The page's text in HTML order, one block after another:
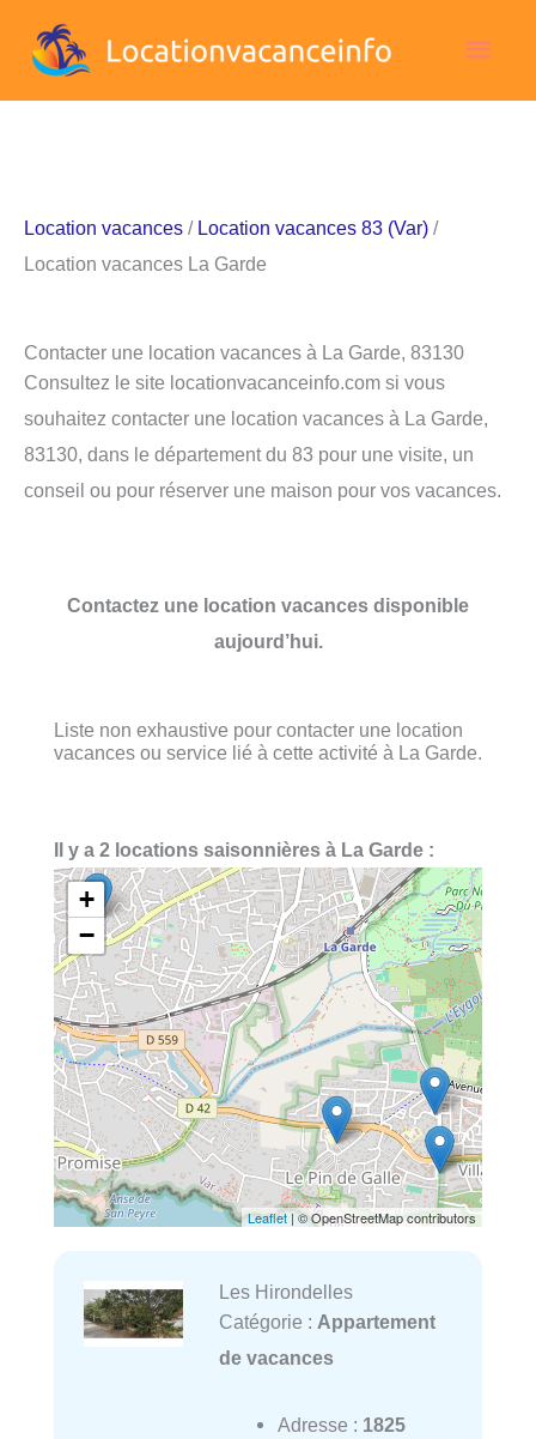
Location vacances / Location vacances 83 (Var) /
Location vacances La Garde
Contacter une location vacances à La Garde, 83130
Consultez le site locationvacanceinfo.com si vous
souhaitez contacter une location vacances à La Garde,
83130, dans le département du 83 pour une visite, un
conseil ou pour réserver une maison pour vos vacances.
Contactez une location vacances disponible
aujourd’hui.
Liste non exhaustive pour contacter une location
vacances ou service lié à cette activité à La Garde.
Il y a 2 locations saisonnières à La Garde :
+
−
Leaflet| © OpenStreetMap contributors
Les Hirondelles
Catégorie : Appartement
de vacances
Adresse : 1825